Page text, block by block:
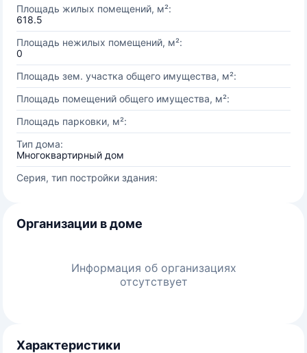
Площадь жилых помещений, м²:
618.5
Площадь нежилых помещений, м²:
0
Площадь зем. участка общего имущества, м²:
Площадь помещений общего имущества, м²:
Площадь парковки, м²:
Тип дома:
Многоквартирный дом
Серия, тип постройки здания:
Организации в доме
Информация об организациях
отсутствует
Характеристики